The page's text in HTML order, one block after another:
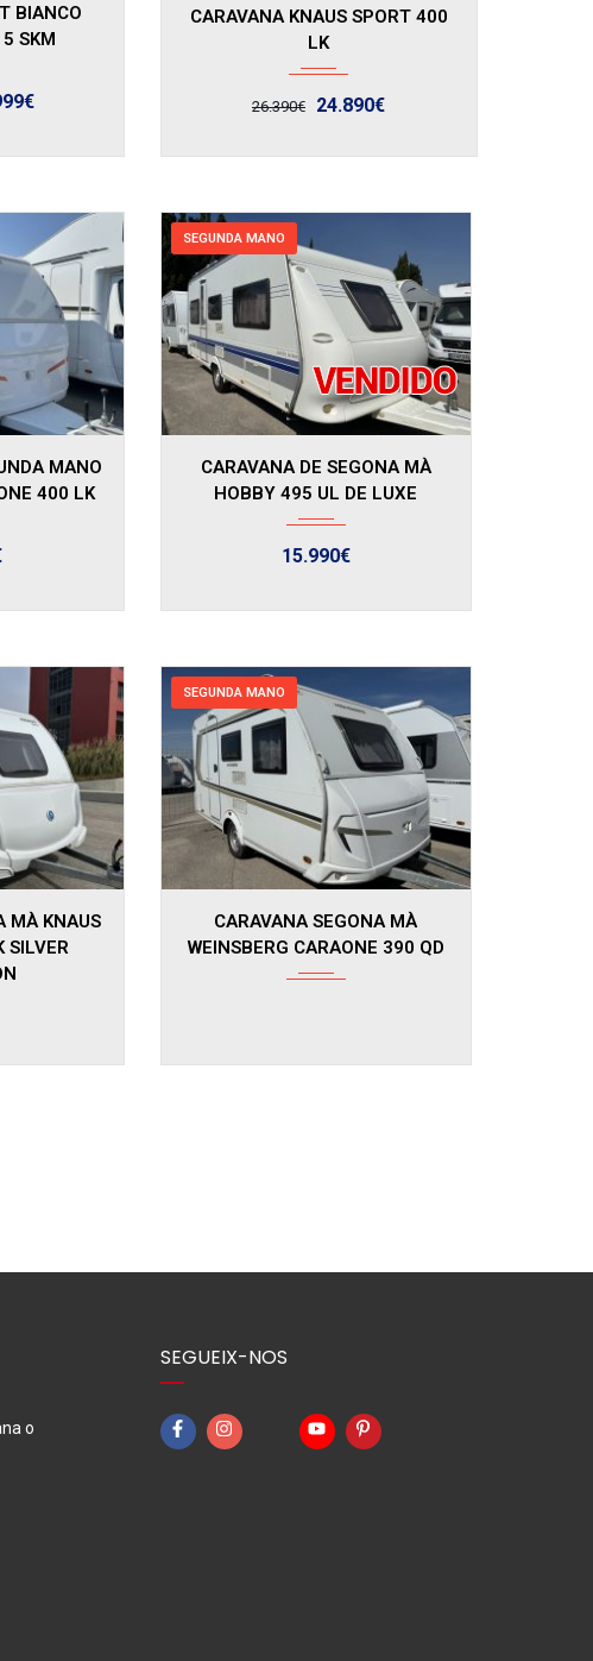
BIANCO
SKM
CARAVANA KNAUS SPORT 400
LK
26.390€ 24.890€
MANO
400 LK
SEGUNDA MANO
2007
CARAVANA DE SEGONA MÀ
HOBBY 495 UL DE LUXE
15.990€
MÀ KNAUS
SILVER
SEGUNDA MANO
2021
CARAVANA SEGONA MÀ
WEINSBERG CARAONE 390 QD
o
SEGUEIX-NOS